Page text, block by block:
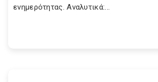
ενημερότητας. Αναλυτικά:...